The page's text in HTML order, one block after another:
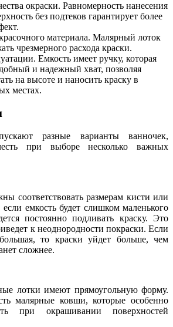
окраски. Равномерность нанесения
без подтеков гарантирует более
материала. Малярный лоток
чрезмерного расхода краски.
Емкость имеет ручку, которая
и надежный хват, позволяя
на высоте и наносить краску в
местах.
разные варианты ванночек,
при выборе несколько важных
соответствовать размерам кисти или
емкость будет слишком маленького
постоянно подливать краску. Это
к неоднородности покраски. Если
то краски уйдет больше, чем
сложнее.
лотки имеют прямоугольную форму.
малярные ковши, которые особенно
при окрашивании поверхностей